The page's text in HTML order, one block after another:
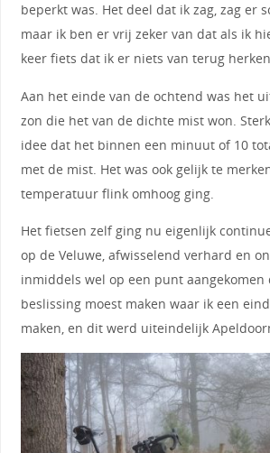
beperkt was. Het deel dat ik zag, zag er
maar ik ben er vrij zeker van dat als ik
keer fiets dat ik er niets van terug
Aan het einde van de ochtend was het
zon die het van de dichte mist won.
idee dat het binnen een minuut of 10
met de mist. Het was ook gelijk te
temperatuur flink omhoog ging.
Het fietsen zelf ging nu eigenlijk
op de Veluwe, afwisselend verhard en
inmiddels wel op een punt aangekomen
beslissing moest maken waar ik een
maken, en dit werd uiteindelijk